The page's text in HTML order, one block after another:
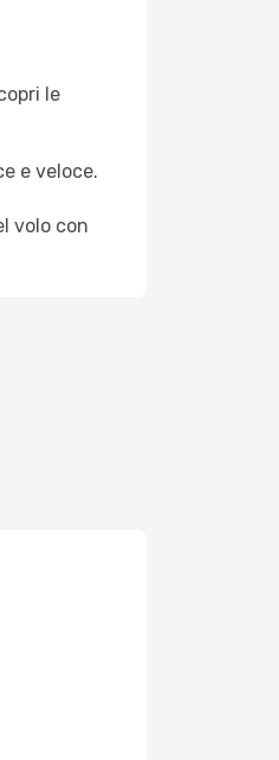
le
e veloce.
volo con